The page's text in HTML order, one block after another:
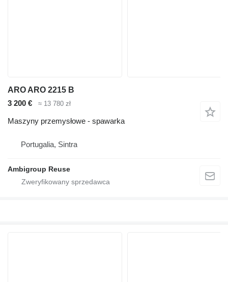
ARO ARO 2215 B
3 200 €
≈ 13 780 zł
Maszyny przemysłowe - spawarka
Portugalia, Sintra
Ambigroup Reuse